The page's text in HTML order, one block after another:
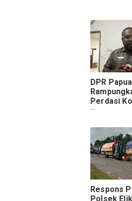
DPR
Perdasi
Sosial
Respons
Polsek